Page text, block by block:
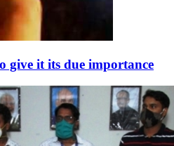
give it its due importance